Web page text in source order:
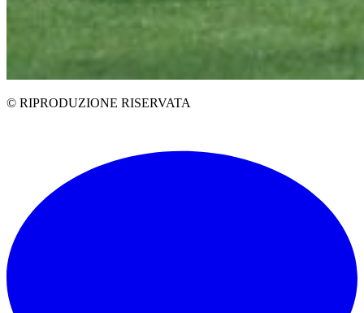
© RIPRODUZIONE RISERVATA